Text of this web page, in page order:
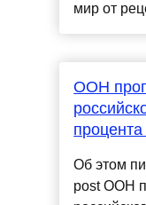
мир от
ООН
Об этом
post ООН